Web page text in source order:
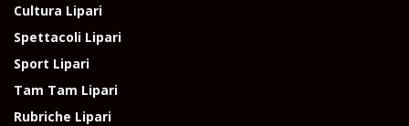
Cultura Lipari
Spettacoli Lipari
Sport Lipari
Tam Tam Lipari
Rubriche Lipari